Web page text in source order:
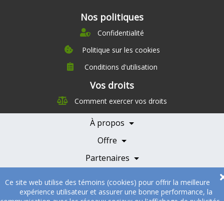
Ce site web utilise des témoins (cookies) pour offrir la meilleure
expérience utilisateur et assurer une bonne performance, la
Nos politiques
Confidentialité
Politique sur les cookies
Conditions d'utilisation
Vos droits
Comment exercer vos droits
À propos
À propos
Nutrition
Offre
Témoignages
Partenaires
Nos partenaires
Devenir Partenaire
Professionnels de la santé
réservés.